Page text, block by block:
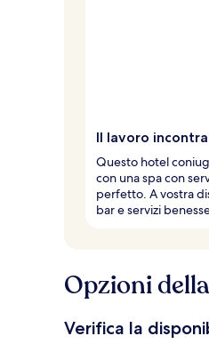
Il lavoro
Questo hotel
con una spa con
perfetto. A vostra
bar e servizi
Opzioni
Verifica la